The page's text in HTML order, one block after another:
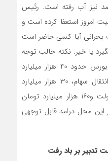
های مردم تا 50 درصد نیز آب رفته است. رئیس
بعد از 8 ماه فعالیت امروز استعفا کرده است و
آیا کسی حاضر است
یا خیر. نکته جالب توجه
اینکه دولت با رونق مصنوعی بورس حدود 40 هزار میلیارد
تومان از محل مالیات نقل و انتقال سهام، 30 هزار میلیارد
تومان از محل فروش سهام دولت و160 هزار میلیارد تومان
این محل درامد قابل توجهی
تدبیر بر باد رفت